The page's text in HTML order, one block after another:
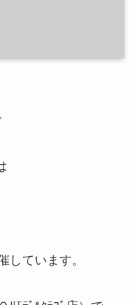
しています。